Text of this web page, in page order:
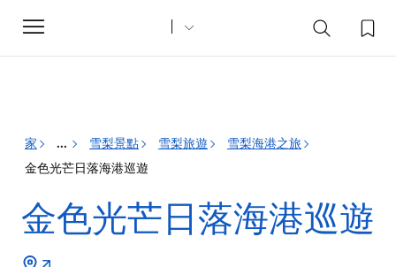
Toggle
navigation
家 ... 雪梨景點 雪梨旅遊
雪梨海港之旅
金色光芒日落海港巡遊
金色光芒日落海港巡遊